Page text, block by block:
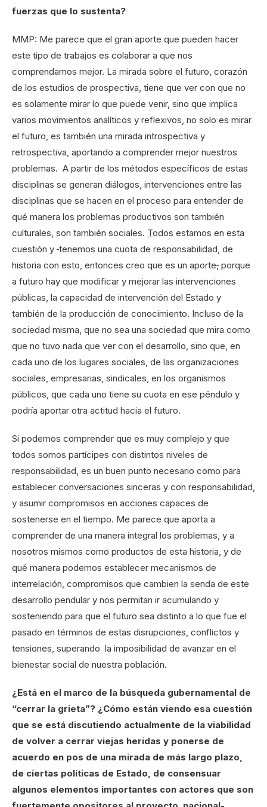
fuerzas que lo sustenta?
MMP: Me parece que el gran aporte que pueden hacer
este tipo de trabajos es colaborar a que nos
comprendamos mejor. La mirada sobre el futuro, corazón
de los estudios de prospectiva, tiene que ver con que no
es solamente mirar lo que puede venir, sino que implica
varios movimientos analíticos y reflexivos, no solo es mirar
el futuro, es también una mirada introspectiva y
retrospectiva, aportando a comprender mejor nuestros
problemas. A partir de los métodos específicos de estas
disciplinas se generan diálogos, intervenciones entre las
disciplinas que se hacen en el proceso para entender de
qué manera los problemas productivos son también
culturales, son también sociales. Todos estamos en esta
cuestión y tenemos una cuota de responsabilidad, de
historia con esto, entonces creo que es un aporte, porque
a futuro hay que modificar y mejorar las intervenciones
públicas, la capacidad de intervención del Estado y
también de la producción de conocimiento. Incluso de la
sociedad misma, que no sea una sociedad que mira como
que no tuvo nada que ver con el desarrollo, sino que, en
cada uno de los lugares sociales, de las organizaciones
sociales, empresarias, sindicales, en los organismos
públicos, que cada uno tiene su cuota en ese péndulo y
podría aportar otra actitud hacia el futuro.
Si podemos comprender que es muy complejo y que
todos somos partícipes con distintos niveles de
responsabilidad, es un buen punto necesario como para
establecer conversaciones sinceras y con responsabilidad,
y asumir compromisos en acciones capaces de
sostenerse en el tiempo. Me parece que aporta a
comprender de una manera integral los problemas, y a
nosotros mismos como productos de esta historia, y de
qué manera podemos establecer mecanismos de
interrelación, compromisos que cambien la senda de este
desarrollo pendular y nos permitan ir acumulando y
sosteniendo para que el futuro sea distinto a lo que fue el
pasado en términos de estas disrupciones, conflictos y
tensiones, superando la imposibilidad de avanzar en el
bienestar social de nuestra población.
¿Está en el marco de la búsqueda gubernamental de
“cerrar la grieta”? ¿Cómo están viendo esa cuestión
que se está discutiendo actualmente de la viabilidad
de volver a cerrar viejas heridas y ponerse de
acuerdo en pos de una mirada de más largo plazo,
de ciertas políticas de Estado, de consensuar
algunos elementos importantes con actores que son